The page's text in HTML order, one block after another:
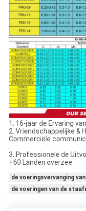
1. 16-jaar de Ervaring
2. Vriendschappelijke &
Commerciële
3. Professionele de
+60 Landen overzee.
de voeringsvervanging
de voeringen van de